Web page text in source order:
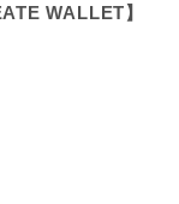
WALLET】